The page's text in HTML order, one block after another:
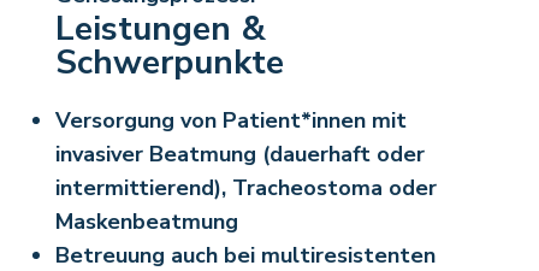
Leistungen &
Schwerpunkte
Versorgung von Patient*innen mit
invasiver Beatmung (dauerhaft oder
intermittierend), Tracheostoma oder
Maskenbeatmung
Betreuung auch bei multiresistenten